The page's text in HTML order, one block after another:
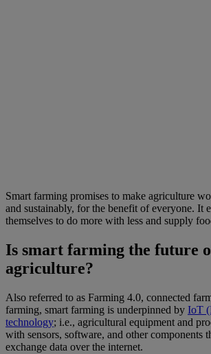
Smart farming promises to make agriculture
and sustainably, for the benefit of everyone. It
themselves to do more with less and supply
Is smart farming the future
agriculture?
Also referred to as Farming 4.0, connected
farming, smart farming is underpinned by IoT
technology; i.e., agricultural equipment and
with sensors, software, and other components
exchange data over the internet.